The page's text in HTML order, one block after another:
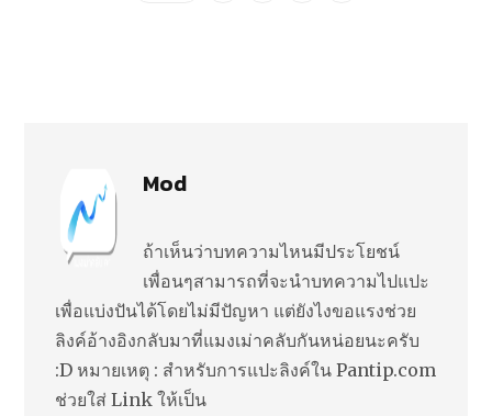
Mod
ถ้าเห็นว่าบทความไหนมีประโยชน์
เพื่อนๆสามารถที่จะนำบทความไปแปะ
เพื่อแบ่งปันได้โดยไม่มีปัญหา แต่ยังไงขอแรงช่วย
ลิงค์อ้างอิงกลับมาที่แมงเม่าคลับกันหน่อยนะครับ
:D หมายเหตุ : สำหรับการแปะลิงค์ใน Pantip.com
ช่วยใส่ Link ให้เป็น